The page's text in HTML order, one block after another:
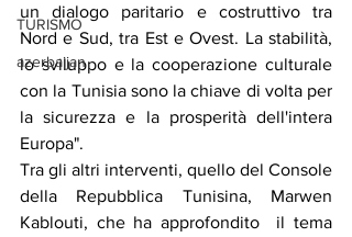
TURISMO
azerbaijan
un dialogo paritario e costruttivo tra
Nord e Sud, tra Est e Ovest. La stabilità,
lo sviluppo e la cooperazione culturale
con la Tunisia sono la chiave di volta per
la sicurezza e la prosperità dell'intera
Europa".
Tra gli altri interventi, quello del Console
della Repubblica Tunisina, Marwen
Kablouti, che ha approfondito  il tema